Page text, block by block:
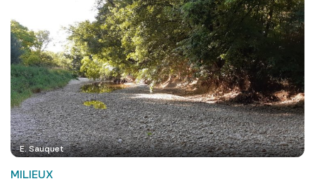
E. Sauquet
MILIEUX